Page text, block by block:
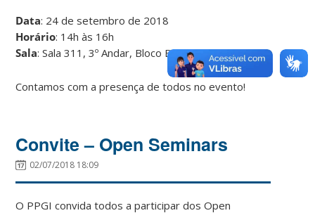
Data: 24 de setembro de 2018
Horário: 14h às 16h
Sala: Sala 311, 3º Andar, Bloco B, CCE/UFSC
Contamos com a presença de todos no evento!
Convite – Open Seminars
02/07/2018 18:09
O PPGI convida todos a participar dos Open